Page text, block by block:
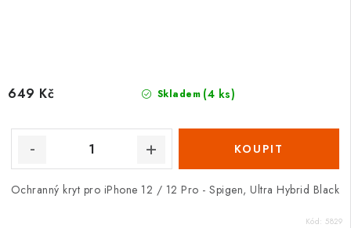
Skladem (4 ks)
649 Kč
Ochranný kryt pro iPhone 12 / 12 Pro - Spigen, Ultra Hybrid Black
Kód: 5829